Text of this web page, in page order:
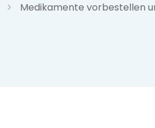
Medikamente vorbestellen